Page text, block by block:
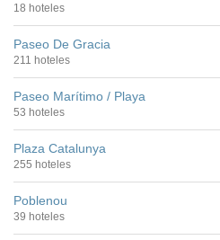
18 hoteles
Paseo De Gracia
211 hoteles
Paseo Marítimo / Playa
53 hoteles
Plaza Catalunya
255 hoteles
Poblenou
39 hoteles